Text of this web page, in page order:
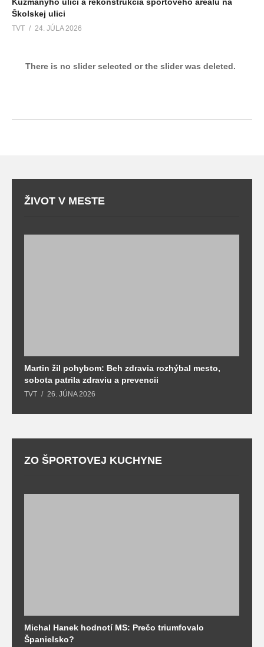
Školskej ulici
TVT 24. JÚLA 2026
There is no slider selected or the slider was deleted.
ŽIVOT V MESTE
Martin žil pohybom: Beh zdravia rozhýbal mesto,
sobota patrila zdraviu a prevencii
TVT 26. JÚNA 2026
ZO ŠPORTOVEJ KUCHYNE
Michal Hanek hodnotí MS: Prečo triumfovalo
Španielsko?